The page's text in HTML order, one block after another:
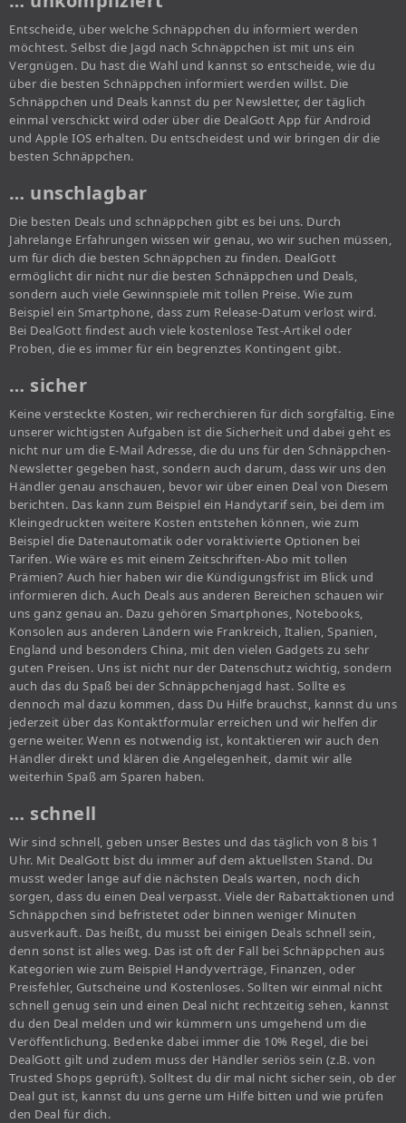
Entscheide, über welche Schnäppchen du informiert werden
möchtest. Selbst die Jagd nach Schnäppchen ist mit uns ein
Vergnügen. Du hast die Wahl und kannst so entscheide, wie du
über die besten Schnäppchen informiert werden willst. Die
Schnäppchen und Deals kannst du per Newsletter, der täglich
einmal verschickt wird oder über die DealGott App für Android
und Apple IOS erhalten. Du entscheidest und wir bringen dir die
besten Schnäppchen.
… unschlagbar
Die besten Deals und schnäppchen gibt es bei uns. Durch
Jahrelange Erfahrungen wissen wir genau, wo wir suchen müssen,
um für dich die besten Schnäppchen zu finden. DealGott
ermöglicht dir nicht nur die besten Schnäppchen und Deals,
sondern auch viele Gewinnspiele mit tollen Preise. Wie zum
Beispiel ein Smartphone, dass zum Release-Datum verlost wird.
Bei DealGott findest auch viele kostenlose Test-Artikel oder
Proben, die es immer für ein begrenztes Kontingent gibt.
… sicher
Keine versteckte Kosten, wir recherchieren für dich sorgfältig. Eine
unserer wichtigsten Aufgaben ist die Sicherheit und dabei geht es
nicht nur um die E-Mail Adresse, die du uns für den Schnäppchen-
Newsletter gegeben hast, sondern auch darum, dass wir uns den
Händler genau anschauen, bevor wir über einen Deal von Diesem
berichten. Das kann zum Beispiel ein Handytarif sein, bei dem im
Kleingedruckten weitere Kosten entstehen können, wie zum
Beispiel die Datenautomatik oder voraktivierte Optionen bei
Tarifen. Wie wäre es mit einem Zeitschriften-Abo mit tollen
Prämien? Auch hier haben wir die Kündigungsfrist im Blick und
informieren dich. Auch Deals aus anderen Bereichen schauen wir
uns ganz genau an. Dazu gehören Smartphones, Notebooks,
Konsolen aus anderen Ländern wie Frankreich, Italien, Spanien,
England und besonders China, mit den vielen Gadgets zu sehr
guten Preisen. Uns ist nicht nur der Datenschutz wichtig, sondern
auch das du Spaß bei der Schnäppchenjagd hast. Sollte es
dennoch mal dazu kommen, dass Du Hilfe brauchst, kannst du uns
jederzeit über das Kontaktformular erreichen und wir helfen dir
gerne weiter. Wenn es notwendig ist, kontaktieren wir auch den
Händler direkt und klären die Angelegenheit, damit wir alle
weiterhin Spaß am Sparen haben.
… schnell
Wir sind schnell, geben unser Bestes und das täglich von 8 bis 1
Uhr. Mit DealGott bist du immer auf dem aktuellsten Stand. Du
musst weder lange auf die nächsten Deals warten, noch dich
sorgen, dass du einen Deal verpasst. Viele der Rabattaktionen und
Schnäppchen sind befristetet oder binnen weniger Minuten
ausverkauft. Das heißt, du musst bei einigen Deals schnell sein,
denn sonst ist alles weg. Das ist oft der Fall bei Schnäppchen aus
Kategorien wie zum Beispiel Handyverträge, Finanzen, oder
Preisfehler, Gutscheine und Kostenloses. Sollten wir einmal nicht
schnell genug sein und einen Deal nicht rechtzeitig sehen, kannst
du den Deal melden und wir kümmern uns umgehend um die
Veröffentlichung. Bedenke dabei immer die 10% Regel, die bei
DealGott gilt und zudem muss der Händler seriös sein (z.B. von
Trusted Shops geprüft). Solltest du dir mal nicht sicher sein, ob der
Deal gut ist, kannst du uns gerne um Hilfe bitten und wie prüfen
den Deal für dich.